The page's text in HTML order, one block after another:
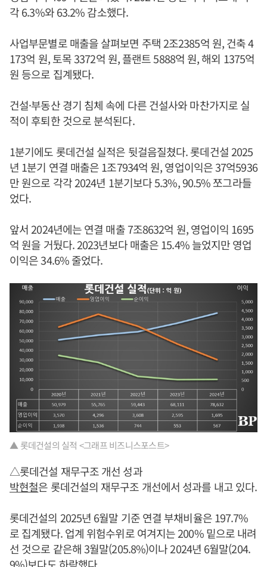
각 6.3%와 63.2% 감소했다.
사업부문별로 매출을 살펴보면 주택 2조2385억 원, 건축 4
173억 원, 토목 3372억 원, 플랜트 5888억 원, 해외 1375억
원 등으로 집계됐다.
건설·부동산 경기 침체 속에 다른 건설사와 마찬가지로 실
적이 후퇴한 것으로 분석된다.
1분기에도 롯데건설 실적은 뒷걸음질쳤다. 롯데건설 2025
년 1분기 연결 매출은 1조7934억 원, 영업이익은 37억5936
만 원으로 각각 2024년 1분기보다 5.3%, 90.5% 쪼그라들
었다.
앞서 2024년에는 연결 매출 7조8632억 원, 영업이익 1695
억 원을 거뒀다. 2023년보다 매출은 15.4% 늘었지만 영업
이익은 34.6% 줄었다.
▲ 롯데건설의 실적 <그래프 비즈니스포스트>
△롯데건설 재무구조 개선 성과
박현철은 롯데건설의 재무구조 개선에서 성과를 내고 있다.
롯데건설의 2025년 6월말 기준 연결 부채비율은 197.7%
로 집계됐다. 업계 위험수위로 여겨지는 200% 밑으로 내려
선 것으로 같은해 3월말(205.8%)이나 2024년 6월말(204.
9%)보다도 하락했다.